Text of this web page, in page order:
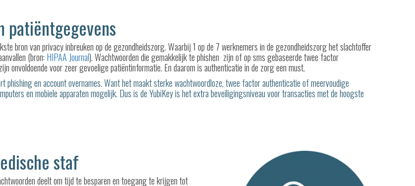
patiëntgegevens
bron van privacy inbreuken op de gezondheidszorg. Waarbij 1 op de 7 werknemers in de gezondheidszorg het slachtoffer
(bron: HIPAA Journal). Wachtwoorden die gemakkelijk te phishen zijn of op sms gebaseerde twee factor
onvoldoende voor zeer gevoelige patiëntinformatie. En daarom is authenticatie in de zorg een must.
phishing en account overnames. Want het maakt sterke wachtwoordloze, twee factor authenticatie of meervoudige
en mobiele apparaten mogelijk. Dus is de YubiKey is het extra beveiligingsniveau voor transacties met de hoogste
staf
deelt om tijd te besparen en toegang te krijgen tot